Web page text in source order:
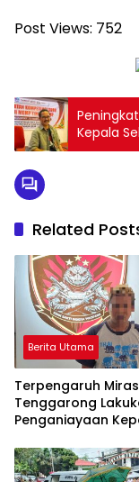
Post Views: 752
Kepala
Kukar
Related
Berita Utama
Terpengaruh
Tenggarong
Penganiayaan